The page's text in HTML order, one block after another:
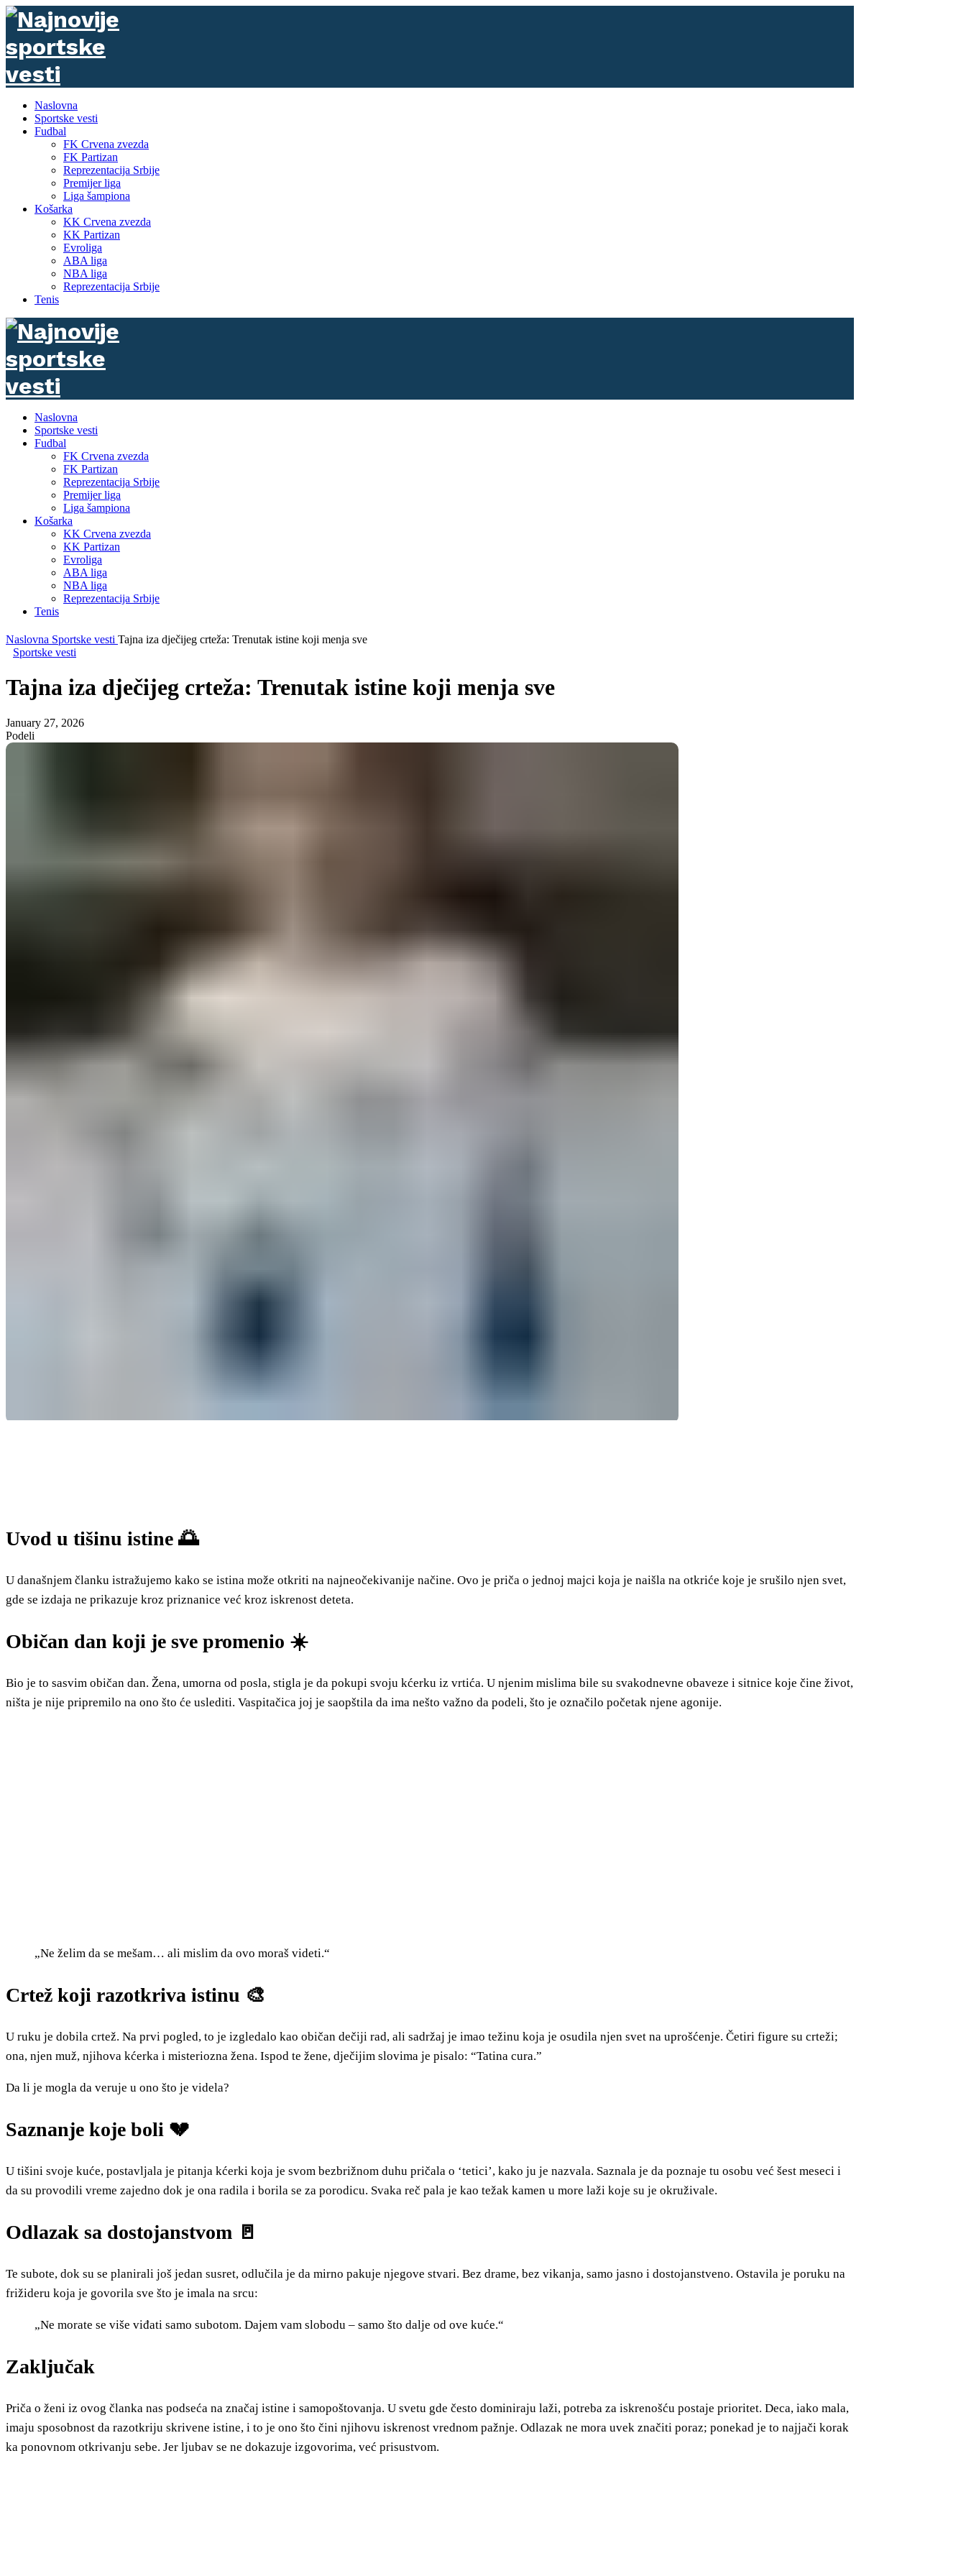
Naslovna
Sportske vesti
Fudbal
FK Crvena zvezda
FK Partizan
Reprezentacija Srbije
Premijer liga
Liga šampiona
Košarka
KK Crvena zvezda
KK Partizan
Evroliga
ABA liga
NBA liga
Reprezentacija Srbije
Tenis
Naslovna
Sportske vesti
Fudbal
FK Crvena zvezda
FK Partizan
Reprezentacija Srbije
Premijer liga
Liga šampiona
Košarka
KK Crvena zvezda
KK Partizan
Evroliga
ABA liga
NBA liga
Reprezentacija Srbije
Tenis
Naslovna Sportske vesti Tajna iza dječijeg crteža: Trenutak istine koji menja sve
Sportske vesti
Tajna iza dječijeg crteža: Trenutak istine koji menja sve
January 27, 2026
Podeli
Uvod u tišinu istine 🌅
U današnjem članku istražujemo kako se istina može otkriti na najneočekivanije načine. Ovo je priča o jednoj majci koja je naišla na otkriće koje je srušilo njen svet,
gde se izdaja ne prikazuje kroz priznanice već kroz iskrenost deteta.
Običan dan koji je sve promenio ☀️
Bio je to sasvim običan dan. Žena, umorna od posla, stigla je da pokupi svoju kćerku iz vrtića. U njenim mislima bile su svakodnevne obaveze i sitnice koje čine život,
ništa je nije pripremilo na ono što će uslediti. Vaspitačica joj je saopštila da ima nešto važno da podeli, što je označilo početak njene agonije.
„Ne želim da se mešam… ali mislim da ovo moraš videti.“
Crtež koji razotkriva istinu 🎨
U ruku je dobila crtež. Na prvi pogled, to je izgledalo kao običan dečiji rad, ali sadržaj je imao težinu koja je osudila njen svet na uprošćenje. Četiri figure su crteži;
ona, njen muž, njihova kćerka i misteriozna žena. Ispod te žene, dječijim slovima je pisalo: “Tatina cura.”
Da li je mogla da veruje u ono što je videla?
Saznanje koje boli 💔
U tišini svoje kuće, postavljala je pitanja kćerki koja je svom bezbrižnom duhu pričala o ‘tetici’, kako ju je nazvala. Saznala je da poznaje tu osobu već šest meseci i
da su provodili vreme zajedno dok je ona radila i borila se za porodicu. Svaka reč pala je kao težak kamen u more laži koje su je okruživale.
Odlazak sa dostojanstvom 🚪
Te subote, dok su se planirali još jedan susret, odlučila je da mirno pakuje njegove stvari. Bez drame, bez vikanja, samo jasno i dostojanstveno. Ostavila je poruku na
frižideru koja je govorila sve što je imala na srcu:
„Ne morate se više viđati samo subotom. Dajem vam slobodu – samo što dalje od ove kuće.“
Zaključak
Priča o ženi iz ovog članka nas podseća na značaj istine i samopoštovanja. U svetu gde često dominiraju laži, potreba za iskrenošću postaje prioritet. Deca, iako mala,
imaju sposobnost da razotkriju skrivene istine, i to je ono što čini njihovu iskrenost vrednom pažnje. Odlazak ne mora uvek značiti poraz; ponekad je to najjači korak
ka ponovnom otkrivanju sebe. Jer ljubav se ne dokazuje izgovorima, već prisustvom.